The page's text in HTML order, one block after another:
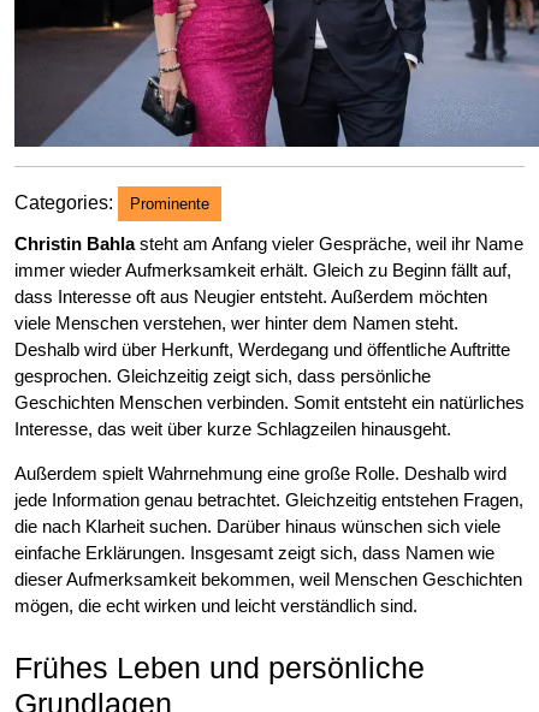
Categories: Prominente
Christin Bahlasteht am Anfang vieler Gespräche, weil ihr Name
immer wieder Aufmerksamkeit erhält. Gleich zu Beginn fällt auf,
dass Interesse oft aus Neugier entsteht. Außerdem möchten
viele Menschen verstehen, wer hinter dem Namen steht.
Deshalb wird über Herkunft, Werdegang und öffentliche Auftritte
gesprochen. Gleichzeitig zeigt sich, dass persönliche
Geschichten Menschen verbinden. Somit entsteht ein natürliches
Interesse, das weit über kurze Schlagzeilen hinausgeht.
Außerdem spielt Wahrnehmung eine große Rolle. Deshalb wird
jede Information genau betrachtet. Gleichzeitig entstehen Fragen,
die nach Klarheit suchen. Darüber hinaus wünschen sich viele
einfache Erklärungen. Insgesamt zeigt sich, dass Namen wie
dieser Aufmerksamkeit bekommen, weil Menschen Geschichten
mögen, die echt wirken und leicht verständlich sind.
Frühes Leben und persönliche
Grundlagen